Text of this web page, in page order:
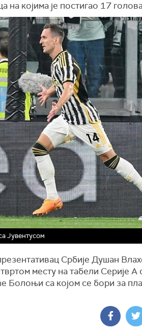
на којима је постигао 17
Јувентусом
Србије Душан
месту на табели Серије А
Болоњи са којом се бори за